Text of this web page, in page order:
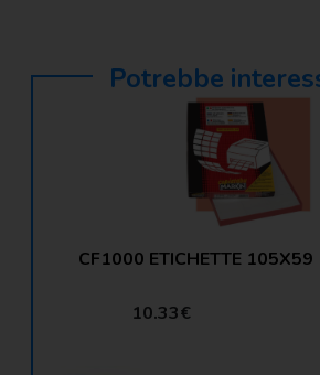
Potrebbe
CF1000 ETICHETTE 105X59
10.33€